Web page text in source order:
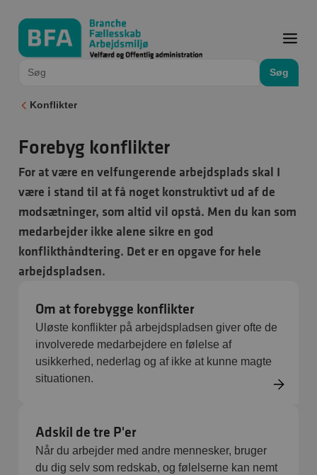
Søg
Konflikter
Forebyg konflikter
For at være en velfungerende arbejdsplads skal I
være i stand til at få noget konstruktivt ud af de
modsætninger, som altid vil opstå. Men du kan som
medarbejder ikke alene sikre en god
konflikthåndtering. Det er en opgave for hele
arbejdspladsen.
Om at forebygge konflikter
Uløste konflikter på arbejdspladsen giver ofte de
involverede medarbejdere en følelse af
usikkerhed, nederlag og af ikke at kunne magte
situationen.
Adskil de tre P'er
Når du arbejder med andre mennesker, bruger
du dig selv som redskab, og følelserne kan nemt